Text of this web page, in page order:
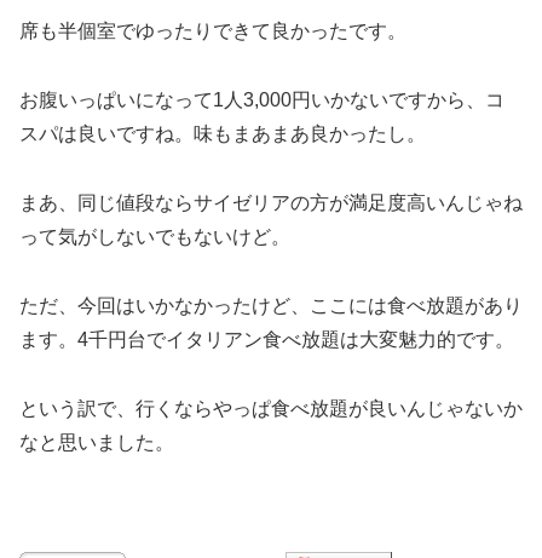
席も半個室でゆったりできて良かったです。
お腹いっぱいになって1人3,000円いかないですから、コ
スパは良いですね。味もまあまあ良かったし。
まあ、同じ値段ならサイゼリアの方が満足度高いんじゃね
って気がしないでもないけど。
ただ、今回はいかなかったけど、ここには食べ放題があり
ます。4千円台でイタリアン食べ放題は大変魅力的です。
という訳で、行くならやっぱ食べ放題が良いんじゃないか
なと思いました。